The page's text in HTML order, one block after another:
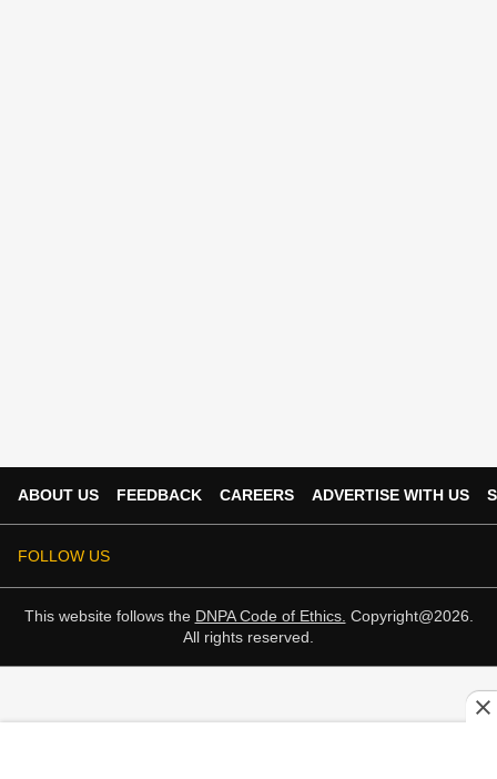
ABOUT US FEEDBACK CAREERS ADVERTISE WITH US
FOLLOW US
This website follows the DNPA Code of Ethics. Copyright@2026.
All rights reserved.